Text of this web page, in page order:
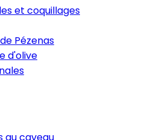
et coquillages
Pézenas
d'olive
au caveau